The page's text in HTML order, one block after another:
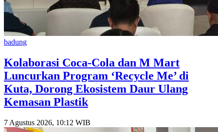
badung
Kolaborasi Coca-Cola dan M Mart
Luncurkan Program ‘Recycle Me’ di
Kuta, Dorong Ekosistem Daur Ulang
Kemasan Plastik
7 Agustus 2026, 10:12 WIB